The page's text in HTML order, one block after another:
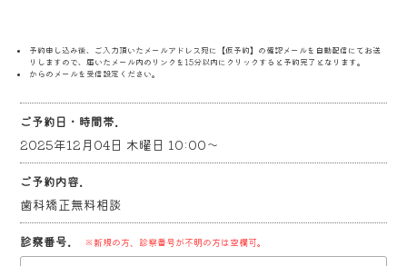
予約申し込み後、ご入力頂いたメールアドレス宛に【仮予約】の確認メールを自動配信にてお送
りしますので、届いたメール内のリンクを15分以内にクリックすると予約完了となります。
からのメールを受信設定ください。
ご予約日・時間帯.
2025年12月04日 木曜日 10:00～
ご予約内容.
歯科矯正無料相談
診察番号. ※新規の方、診察番号が不明の方は空欄可。